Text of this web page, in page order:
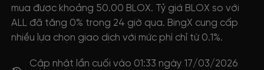
mua được khoảng 50.00 BLOX. Tỷ giá BLOX so với
ALL đã tăng 0% trong 24 giờ qua. BingX cung cấp
nhiều lựa chọn giao dịch với mức phí chỉ từ 0.1%.
Cập nhật lần cuối vào 01:33 ngày 17/03/2026